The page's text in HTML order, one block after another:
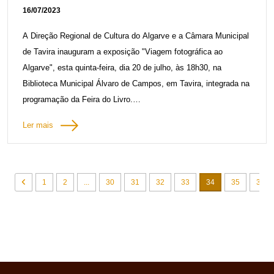
Monumentos – com o tema “Patrimónios (des)confortáveis ”
está disponível aqui.
17 junho 2023
16/07/2023
A Direção Regional de Cultura do Algarve e a Câmara Municipal
de Tavira inauguram a exposição "Viagem fotográfica ao
Algarve", esta quinta-feira, dia 20 de julho, às 18h30, na
Biblioteca Municipal Álvaro de Campos, em Tavira, integrada na
programação da Feira do Livro.
José Saramago, na sua obra “Viagem a Portugal”, de 1981,
anos, os locais visitados pelo Prémio Nobel deram o mote para
Ler mais
1 2 ... 30 31 32 33 34 35 36